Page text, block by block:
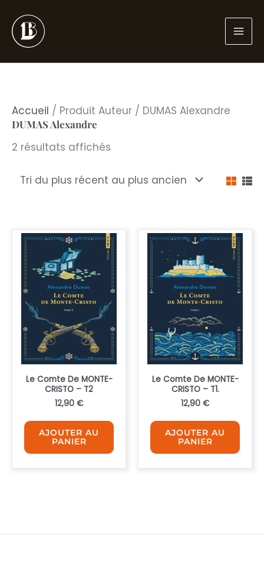
au
contenu
Accueil / Produit Auteur / DUMAS Alexandre
DUMAS Alexandre
2 résultats affichés
plus
ancien
Le Comte De MONTE-
CRISTO – T2
12,90 €
AJOUTER AU
PANIER
Le Comte De MONTE-
CRISTO – T1.
12,90 €
AJOUTER AU
PANIER